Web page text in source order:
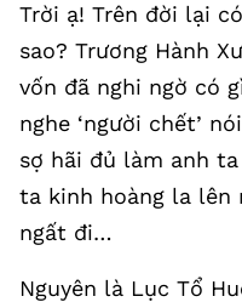
Trời ạ! Trên đời lại
sao? Trương Hành
vốn đã nghi ngờ có
nghe ‘người chết’
sợ hãi đủ làm anh
ta kinh hoàng la lên
ngất đi…
Nguyên là Lục Tổ